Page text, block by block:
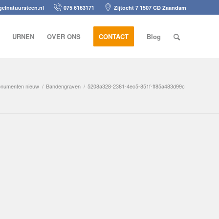
075 6163171 Zijtocht 7 1507 CD Zaandam
URNEN OVER ONS CONTACT Blog
nieuw / Bandengraven / 5208a328-2381-4ec5-851f-ff85a483d99c